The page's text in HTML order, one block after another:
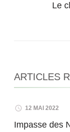
Le
ARTICLES
12 MAI 2022
Impasse des